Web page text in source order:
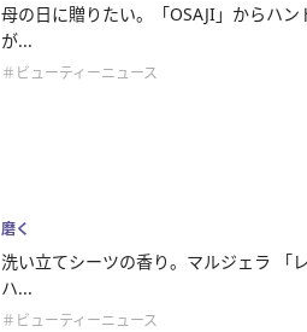
母の日に贈りたい。「OSAJI」からハ
が...
＃ビューティーニュース
磨く
洗い立てシーツの香り。マルジェラ 「
ハ...
＃ビューティーニュース